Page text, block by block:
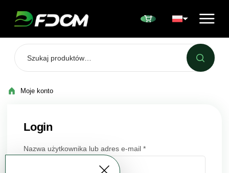
Moje konto
Login
Nazwa użytkownika lub adres e-mail *